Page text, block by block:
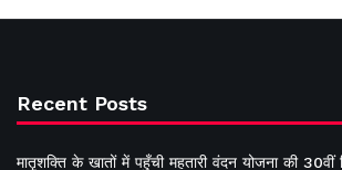
Recent Posts
मातृशक्ति के खातों में पहुँची महतारी वंदन योजना की 30वीं